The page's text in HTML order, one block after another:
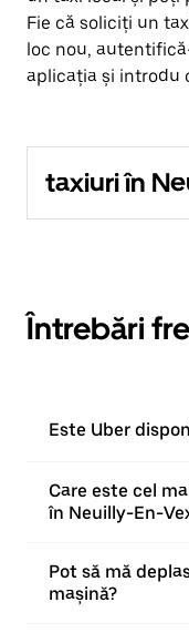
Fie că soliciți un
loc nou,
aplicația și introdu
taxiuri în
Întrebări
Este Uber
Care este cel
în Neuilly-En-
Pot să mă
mașină?